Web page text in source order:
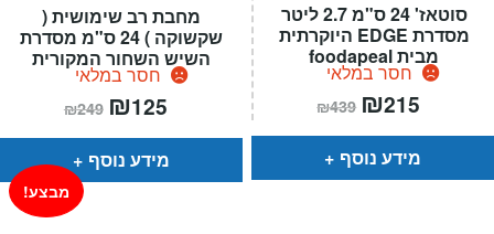
מחבת רב שימושית (
שקשוקה ) 24 ס"מ מסדרת
השיש השחור המקורית
חסר במלאי
₪249 המחיר
המקורי
היה:
₪249.
₪125
הוא:
מידע נוסף
סוטאז' 24 ס"מ 2.7 ליטר
מסדרת EDGE היוקרתית
מבית foodapeal
חסר במלאי
₪439 המחיר
המקורי
היה:
₪439.
₪215
הוא:
מידע נוסף
מבצע!